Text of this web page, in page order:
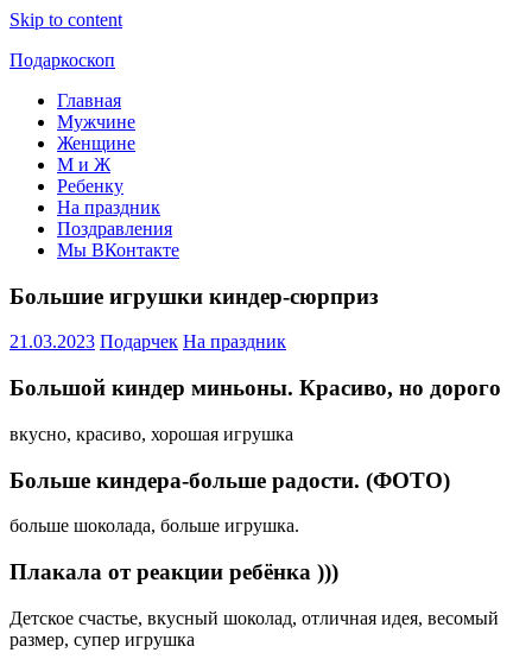
Skip to content
Подаркоскоп
Поможем
выбрать
подарить
Главная
Мужчине
Женщине
М и Ж
Ребенку
На праздник
Поздравления
Мы ВКонтакте
Большие игрушки киндер-сюрприз
21.03.2023 Подарчек На праздник
Большой киндер миньоны. Красиво, но дорого
вкусно, красиво, хорошая игрушка
Больше киндера-больше радости. (ФОТО)
больше шоколада, больше игрушка.
Плакала от реакции ребёнка )))
Детское счастье, вкусный шоколад, отличная идея, весомый
размер, супер игрушка